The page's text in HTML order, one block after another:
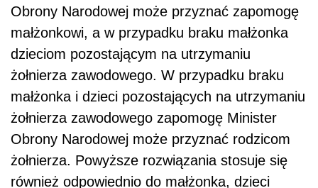
Obrony Narodowej może przyznać zapomogę
małżonkowi, a w przypadku braku małżonka
dzieciom pozostającym na utrzymaniu
żołnierza zawodowego. W przypadku braku
małżonka i dzieci pozostających na utrzymaniu
żołnierza zawodowego zapomogę Minister
Obrony Narodowej może przyznać rodzicom
żołnierza. Powyższe rozwiązania stosuje się
również odpowiednio do małżonka, dzieci